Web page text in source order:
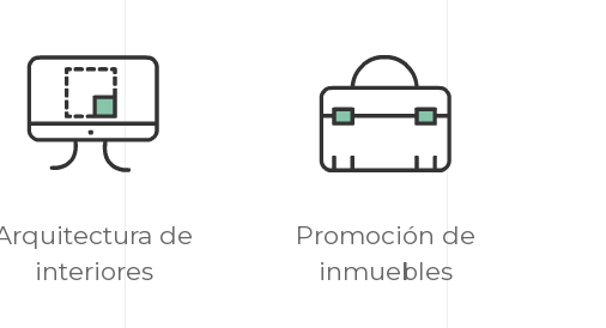
de
interiores
Promoción de
inmuebles